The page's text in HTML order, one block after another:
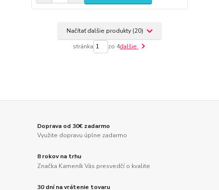
Načítať ďalšie produkty (20)
stránka zo 4ďalšie
Doprava od 30€ zadarmo
Využite dopravu úplne zadarmo
8 rokov na trhu
Značka Kameník Vás presvedčí o kvalite
30 dní na vrátenie tovaru